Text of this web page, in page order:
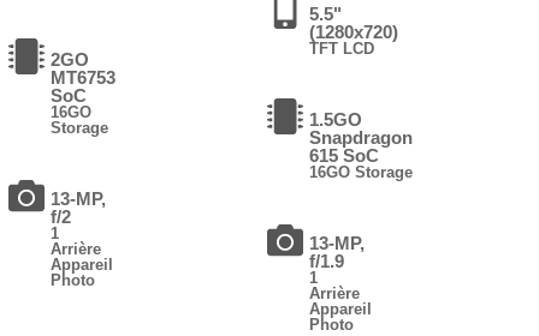
2GO
MT6753
SoC
16GO
Storage
13-MP,
f/2
1
Arrière
Appareil
Photo
5.5"
(1280x720)
TFT LCD
1.5GO
Snapdragon
615 SoC
16GO Storage
13-MP,
f/1.9
1
Arrière
Appareil
Photo